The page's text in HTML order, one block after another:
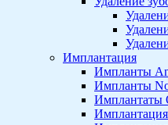
Имплантация
Импланты
Импланты
Имплантаты